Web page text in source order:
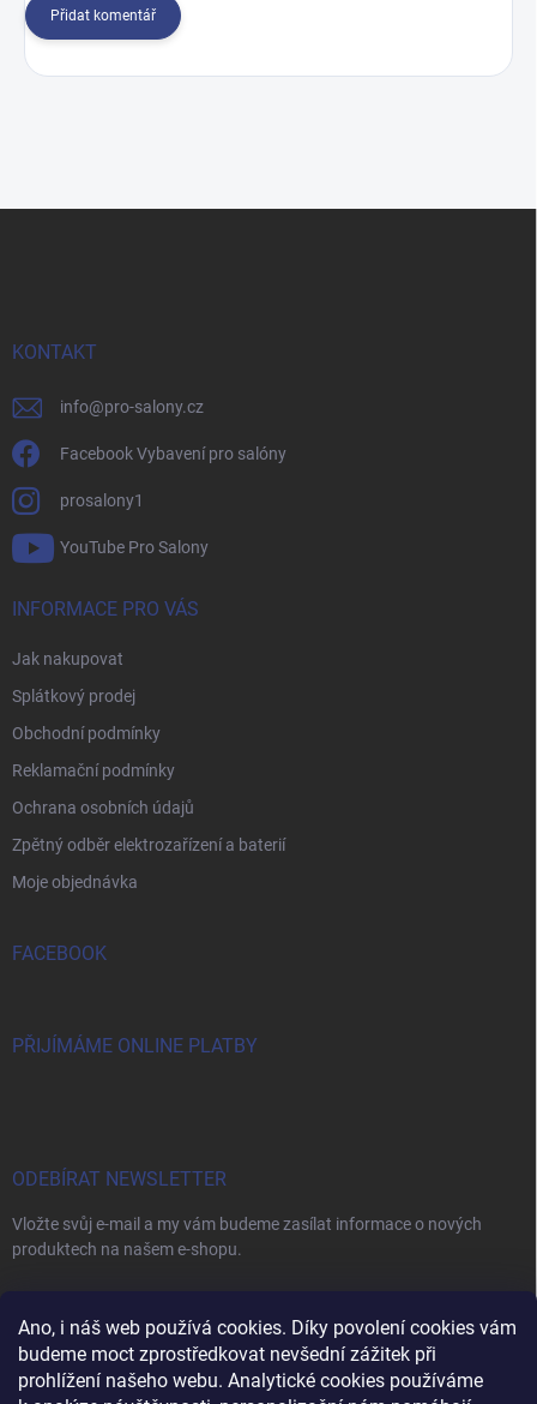
Ano, i náš web používá cookies. Díky povolení cookies vám
budeme moct zprostředkovat nevšední zážitek při
prohlížení našeho webu. Analytické cookies používáme
Přidat komentář
KONTAKT
info@pro-salony.cz
Facebook Vybavení pro salóny
prosalony1
YouTube Pro Salony
INFORMACE PRO VÁS
Jak nakupovat
Splátkový prodej
Obchodní podmínky
Reklamační podmínky
Ochrana osobních údajů
Zpětný odběr elektrozařízení a baterií
Moje objednávka
FACEBOOK
PŘIJÍMÁME ONLINE PLATBY
ODEBÍRAT NEWSLETTER
Vložte svůj e-mail a my vám budeme zasílat informace o nových
produktech na našem e-shopu.
E-MAIL